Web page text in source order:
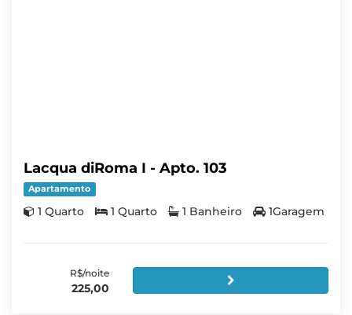
Lacqua diRoma I - Apto. 103
Apartamento
1 Quarto 1 Quarto 1 Banheiro 1Garagem
R$/noite
225,00